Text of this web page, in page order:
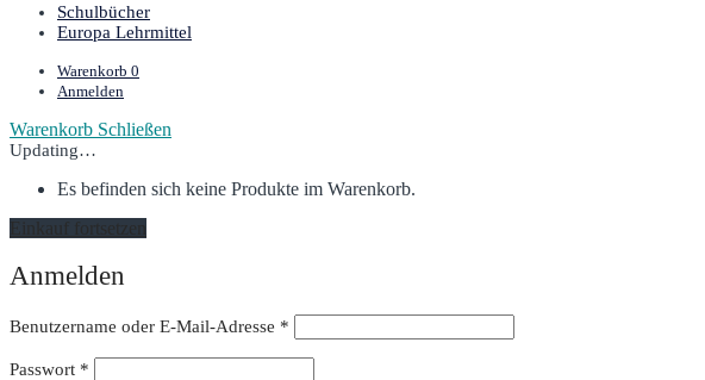
Schulbücher
Europa Lehrmittel
Warenkorb 0
Anmelden
Warenkorb Schließen
Updating…
Es befinden sich keine Produkte im Warenkorb.
Einkauf fortsetzen
Anmelden
Benutzername oder E-Mail-Adresse *
Passwort *